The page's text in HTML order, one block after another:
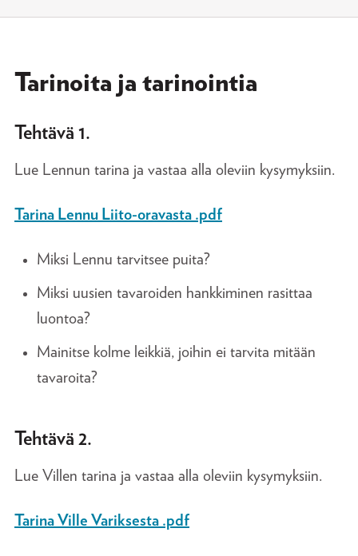
Tarinoita ja tarinointia
Tehtävä 1.
Lue Lennun tarina ja vastaa alla oleviin kysymyksiin.
Tarina Lennu Liito-oravasta .pdf
Miksi Lennu tarvitsee puita?
Miksi uusien tavaroiden hankkiminen rasittaa
luontoa?
Mainitse kolme leikkiä, joihin ei tarvita mitään
tavaroita?
Tehtävä 2.
Lue Villen tarina ja vastaa alla oleviin kysymyksiin.
Tarina Ville Variksesta .pdf